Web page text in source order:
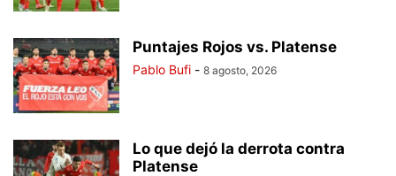
Puntajes Rojos vs. Platense
Pablo Bufi - 8 agosto, 2026
Lo que dejó la derrota contra
Platense